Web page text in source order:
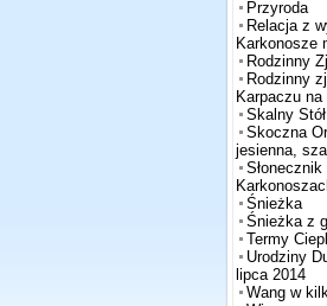
Przyroda
Relacja z
Karkonosze
Rodzinny
Rodzinny
Karpaczu na
Skalny Stół
Skoczna
jesienna,
Słonecznik
Śnieżka
Śnieżka z
Termy
Urodziny
lipca 2014
Wang w